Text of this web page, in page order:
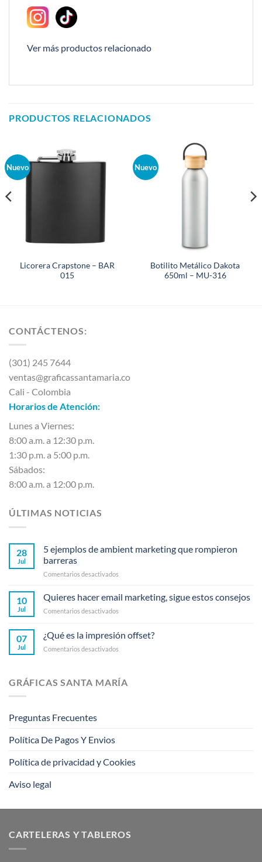
Ver más productos relacionado
PRODUCTOS RELACIONADOS
Nuevo
Licorera Crapstone – BAR
015
Nuevo
Botilito Metálico Dakota
650ml – MU-316
CONTÁCTENOS:
(301) 245 7644
ventas@graficassantamaria.co
Cali - Colombia
Horarios de Atención:
Lunes a Viernes:
8:00 a.m. a 12:30 p.m.
1:30 p.m. a 5:00 p.m.
Sábados:
8:00 a.m. a 12:00 p.m.
ÚLTIMAS NOTICIAS
28
Jul
5 ejemplos de ambient marketing que rompieron
barreras
Comentarios desactivados
ejemplos
de
ambient
que
barreras
10
Jul
Quieres hacer email marketing, sigue estos consejos
Comentarios desactivados
email
marketing,
consejos
07
Jul
¿Qué es la impresión offset?
Comentarios desactivados
la
impresión
GRÁFICAS SANTA MARÍA
Preguntas Frecuentes
Política De Pagos Y Envios
Política de privacidad y Cookies
Aviso legal
CARTELERAS Y TABLEROS